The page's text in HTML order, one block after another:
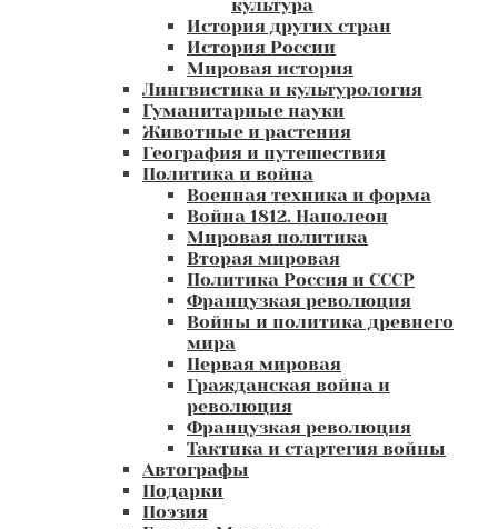
культура
История других стран
История России
Мировая история
Лингвистика и культурология
Гуманитарные науки
Животные и растения
География и путешествия
Политика и война
Военная техника и форма
Война 1812. Наполеон
Мировая политика
Вторая мировая
Политика Россия и СССР
Французкая революция
Войны и политика древнего
мира
Первая мировая
Гражданская война и
революция
Французкая революция
Тактика и стартегия войны
Автографы
Подарки
Поэзия